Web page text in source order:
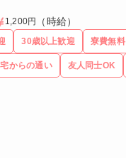
1,200円 （時給）
30歳以上歓迎 寮費無料
からの通い 友人同士OK